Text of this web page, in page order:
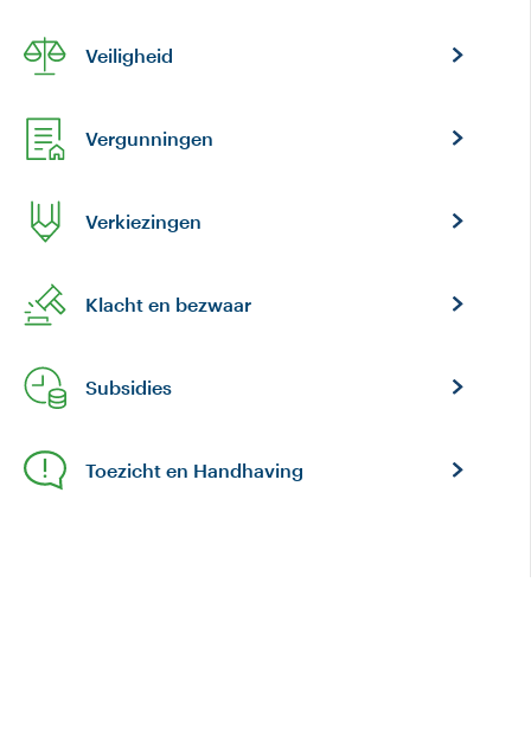
Veiligheid
Vergunningen
Verkiezingen
Klacht en bezwaar
Subsidies
Toezicht en Handhaving